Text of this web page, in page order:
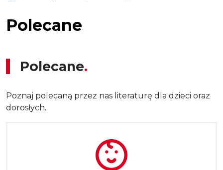
Polecane
Polecane
Poznaj polecaną przez nas literaturę dla dzieci oraz
dorosłych.